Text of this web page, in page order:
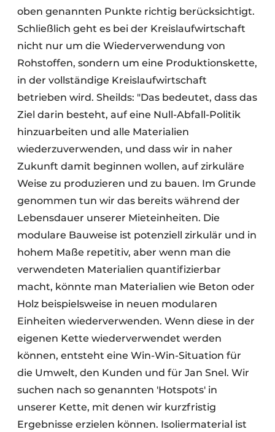
oben genannten Punkte richtig berücksichtigt.
Schließlich geht es bei der Kreislaufwirtschaft
nicht nur um die Wiederverwendung von
Rohstoffen, sondern um eine Produktionskette,
in der vollständige Kreislaufwirtschaft
betrieben wird. Sheilds: "Das bedeutet, dass das
Ziel darin besteht, auf eine Null-Abfall-Politik
hinzuarbeiten und alle Materialien
wiederzuverwenden, und dass wir in naher
Zukunft damit beginnen wollen, auf zirkuläre
Weise zu produzieren und zu bauen. Im Grunde
genommen tun wir das bereits während der
Lebensdauer unserer Mieteinheiten. Die
modulare Bauweise ist potenziell zirkulär und in
hohem Maße repetitiv, aber wenn man die
verwendeten Materialien quantifizierbar
macht, könnte man Materialien wie Beton oder
Holz beispielsweise in neuen modularen
Einheiten wiederverwenden. Wenn diese in der
eigenen Kette wiederverwendet werden
können, entsteht eine Win-Win-Situation für
die Umwelt, den Kunden und für Jan Snel. Wir
suchen nach so genannten 'Hotspots' in
unserer Kette, mit denen wir kurzfristig
Ergebnisse erzielen können. Isoliermaterial ist